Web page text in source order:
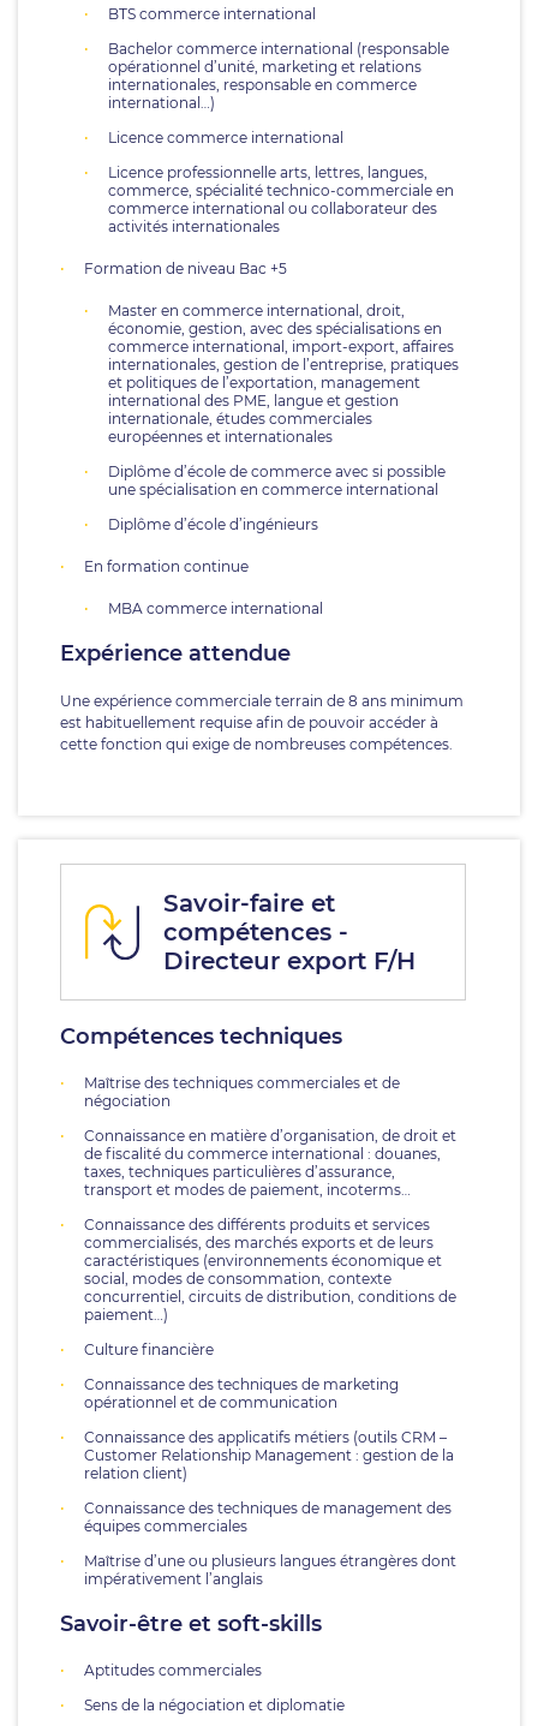
BTS commerce international
Bachelor commerce international (responsable
opérationnel d’unité, marketing et relations
internationales, responsable en commerce
international…)
Licence commerce international
Licence professionnelle arts, lettres, langues,
commerce, spécialité technico-commerciale en
commerce international ou collaborateur des
activités internationales
Formation de niveau Bac +5
Master en commerce international, droit,
économie, gestion, avec des spécialisations en
commerce international, import-export, affaires
internationales, gestion de l’entreprise, pratiques
et politiques de l’exportation, management
international des PME, langue et gestion
internationale, études commerciales
européennes et internationales
Diplôme d’école de commerce avec si possible
une spécialisation en commerce international
Diplôme d’école d’ingénieurs
En formation continue
MBA commerce international
Expérience attendue
Une expérience commerciale terrain de 8 ans minimum
est habituellement requise afin de pouvoir accéder à
cette fonction qui exige de nombreuses compétences.
Savoir-faire et
compétences -
Directeur export F/H
Compétences techniques
Maîtrise des techniques commerciales et de
négociation
Connaissance en matière d’organisation, de droit et
de fiscalité du commerce international : douanes,
taxes, techniques particulières d’assurance,
transport et modes de paiement, incoterms…
Connaissance des différents produits et services
commercialisés, des marchés exports et de leurs
caractéristiques (environnements économique et
social, modes de consommation, contexte
concurrentiel, circuits de distribution, conditions de
paiement…)
Culture financière
Connaissance des techniques de marketing
opérationnel et de communication
Connaissance des applicatifs métiers (outils CRM –
Customer Relationship Management : gestion de la
relation client)
Connaissance des techniques de management des
équipes commerciales
Maîtrise d’une ou plusieurs langues étrangères dont
impérativement l’anglais
Savoir-être et soft-skills
Aptitudes commerciales
Sens de la négociation et diplomatie